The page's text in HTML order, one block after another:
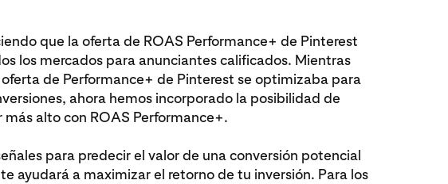
que la oferta de ROAS Performance+ de Pinterest
los mercados para anunciantes calificados. Mientras
de Performance+ de Pinterest se optimizaba para
ahora hemos incorporado la posibilidad de
alto con ROAS Performance+.
para predecir el valor de una conversión potencial
ayudará a maximizar el retorno de tu inversión. Para los